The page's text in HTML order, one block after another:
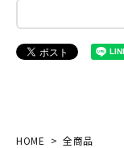
HOME
全商品